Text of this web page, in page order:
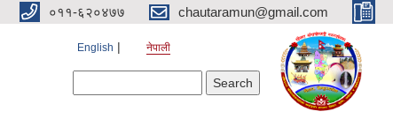
०११-६२०४७७ chautaramun@gmail.com
English नेपाली